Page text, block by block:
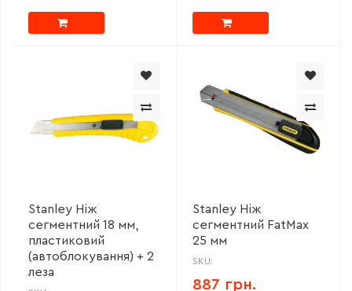
Stanley Ніж
сегментний 18 мм,
пластиковий
(автоблокування) + 2
леза
Stanley Ніж
сегментний FatMax
25 мм
SKU:
887 грн.